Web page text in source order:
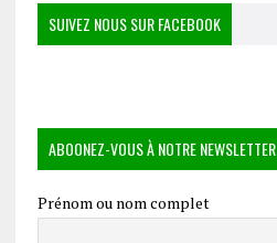
SUIVEZ NOUS SUR FACEBOOK
ABOONEZ-VOUS À NOTRE NEWSLETTER
Prénom ou nom complet